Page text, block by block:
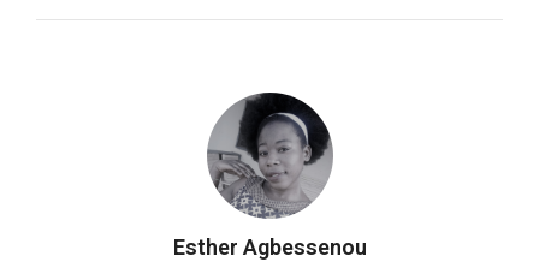
Esther Agbessenou